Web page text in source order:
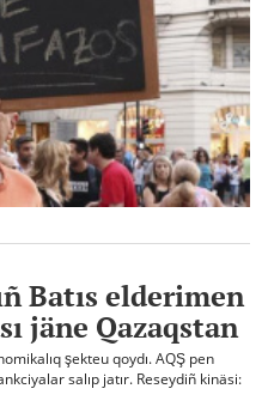
Batıs elderimen
jäne Qazaqstan
şekteu qoydı. AQŞ pen
salıp jatır. Reseydiñ kinäsi: